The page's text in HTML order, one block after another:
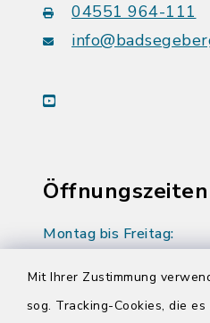
Mit Ihrer Zustimmung
sog. Tracking-Cookies, die
04551 964-111
youtube
Öffnungszeiten
Montag bis Freitag:
Donnerstag zusätzlich: